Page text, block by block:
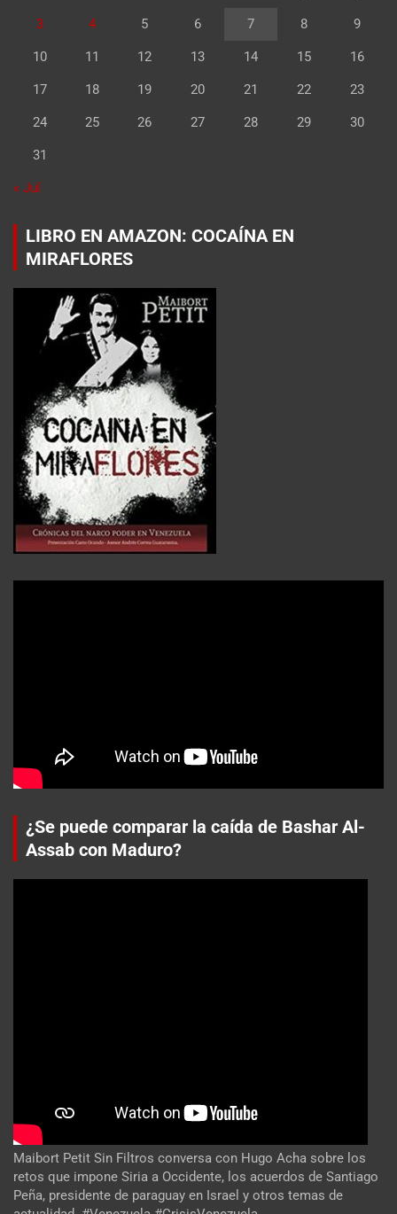
3 4 5 6 7 8 9
10 11 12 13 14 15 16
17 18 19 20 21 22 23
24 25 26 27 28 29 30
31
« Jul
LIBRO EN AMAZON: COCAÍNA EN
MIRAFLORES
¿Se puede comparar la caída de Bashar Al-
Assab con Maduro?
Maibort Petit Sin Filtros conversa con Hugo Acha sobre los
retos que impone Siria a Occidente, los acuerdos de Santiago
Peña, presidente de paraguay en Israel y otros temas de